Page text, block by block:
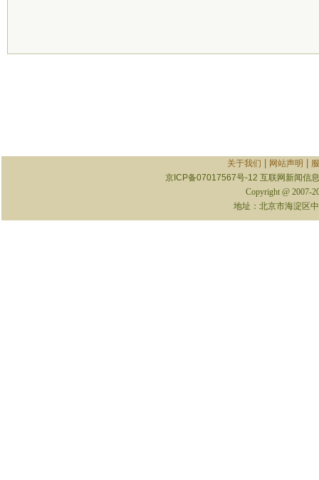
关于我们 网站声明
京ICP备07017567号-12 互联网新闻信
Copyright @ 2007-
地址：北京市海淀区